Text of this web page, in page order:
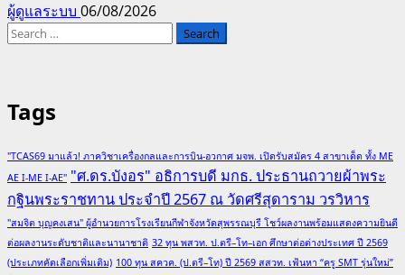
ผู้ดูแลระบบ 06/08/2026
Search
Tags
"TCAS69 มาแล้ว! ภาควิชาเครื่องกลและการบิน-อวกาศ มจพ. เปิดรับสมัคร 4 สาขาเด็ด ทั้ง ME
AE I-ME I-AE" "ศ.ดร.บังอร" อธิการบดี มกธ. ประธานถวายผ้าพระ
กฐินพระราชทาน ประจำปี 2567 ณ วัดศรีสุดาราม วรวิหาร
"สมจิต บุญคงเสน" ผู้อำนวยการโรงเรียนกีฬาจังหวัดสุพรรณบุรี โชว์ผลงานพร้อมแสดงความยินดี
ต่อผลงานระดับชาติและนานาชาติ 32 ทุน พสวท. ป.ตรี–โท–เอก ศึกษาต่อต่างประเทศ ปี 2569
(ประเภทคัดเลือกเพิ่มเติม) 100 ทุน สควค. (ป.ตรี–โท) ปี 2569 สสวท. เฟ้นหา “ครู SMT รุ่นใหม่”